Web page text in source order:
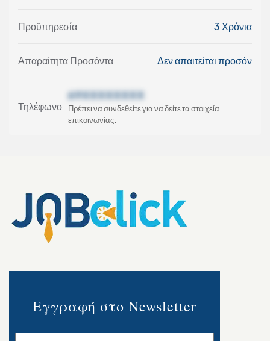
Προϋπηρεσία 3 Χρόνια
Απαραίτητα Προσόντα Δεν απαιτείται προσόν
Τηλέφωνο
69XXXXXXXX
Πρέπει να συνδεθείτε για να δείτε τα στοιχεία
επικοινωνίας.
Εγγραφή στο Newsletter